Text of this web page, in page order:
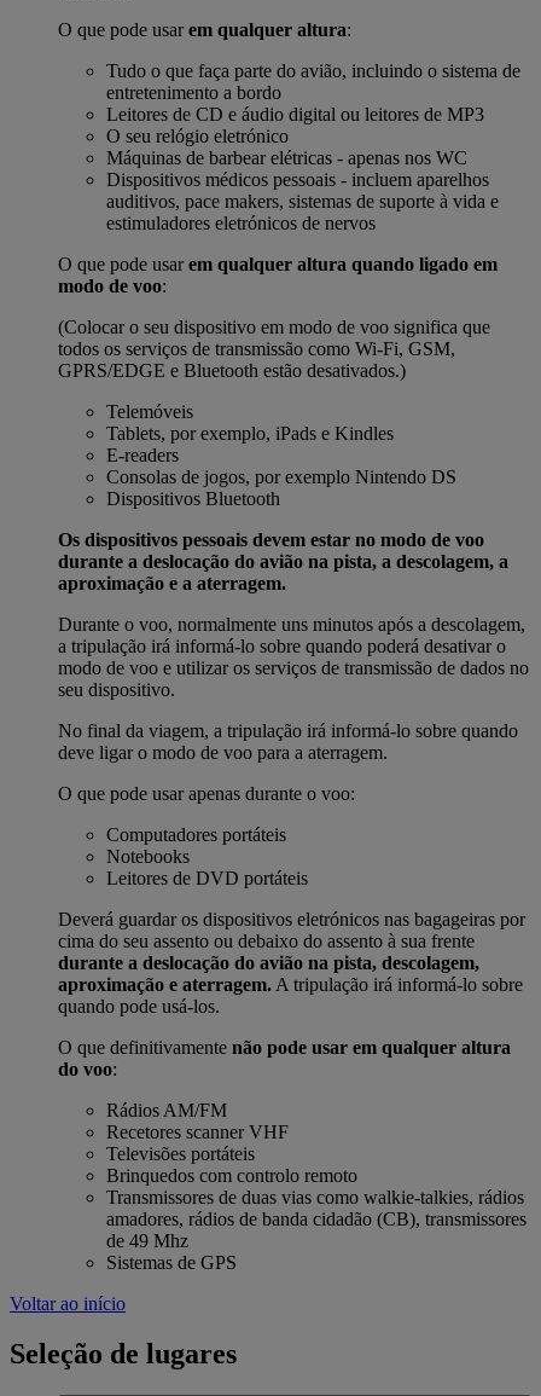
O que pode usarem qualquer altura:
Tudo o que faça parte do avião, incluindo o sistema de
entretenimento a bordo
Leitores de CD e áudio digital ou leitores de MP3
O seu relógio eletrónico
Máquinas de barbear elétricas - apenas nos WC
Dispositivos médicos pessoais - incluem aparelhos
auditivos, pace makers, sistemas de suporte à vida e
estimuladores eletrónicos de nervos
O que pode usarem qualquer altura quando ligado em
modo de voo:
(Colocar o seu dispositivo em modo de voo significa que
todos os serviços de transmissão como Wi-Fi, GSM,
GPRS/EDGE e Bluetooth estão desativados.)
Telemóveis
Tablets, por exemplo, iPads e Kindles
E-readers
Consolas de jogos, por exemplo Nintendo DS
Dispositivos Bluetooth
Os dispositivos pessoais devem estar no modo de voo
durante a deslocação do avião na pista, a descolagem, a
aproximação e a aterragem.
Durante o voo, normalmente uns minutos após a descolagem,
a tripulação irá informá-lo sobre quando poderá desativar o
modo de voo e utilizar os serviços de transmissão de dados no
seu dispositivo.
No final da viagem, a tripulação irá informá-lo sobre quando
deve ligar o modo de voo para a aterragem.
O que pode usar apenas durante o voo:
Computadores portáteis
Notebooks
Leitores de DVD portáteis
Deverá guardar os dispositivos eletrónicos nas bagageiras por
cima do seu assento ou debaixo do assento à sua frente
durante a deslocação do avião na pista, descolagem,
aproximação e aterragem. A tripulação irá informá-lo sobre
quando pode usá-los.
O que definitivamente não pode usar em qualquer altura
do voo:
Rádios AM/FM
Recetores scanner VHF
Televisões portáteis
Brinquedos com controlo remoto
Transmissores de duas vias como walkie-talkies, rádios
amadores, rádios de banda cidadão (CB), transmissores
de 49 Mhz
Sistemas de GPS
Voltar ao início
Seleção de lugares